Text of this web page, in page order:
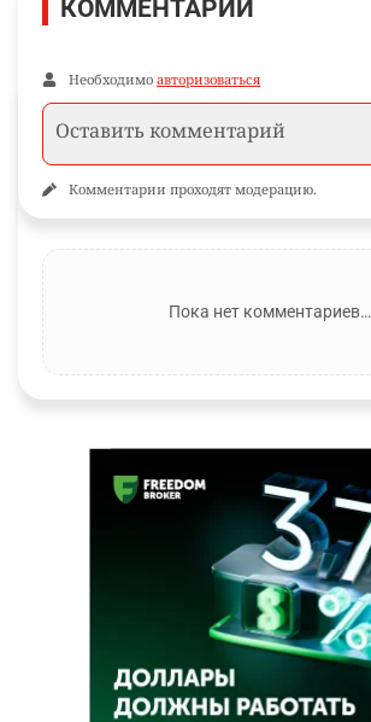
КОММЕНТАРИИ
Необходимо авторизоваться
Комментарии проходят модерацию.
Пока нет комментариев…